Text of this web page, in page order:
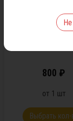
доставка по
800 ₽
от 1 шт
Выбрать кол-
Не